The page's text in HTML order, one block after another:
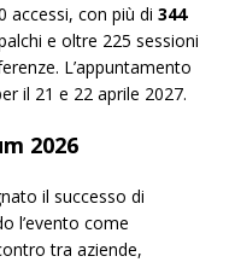
accessi, con più di 344
e oltre 225 sessioni
L’appuntamento
il 21 e 22 aprile 2027.
2026
il successo di
l’evento come
tra aziende,